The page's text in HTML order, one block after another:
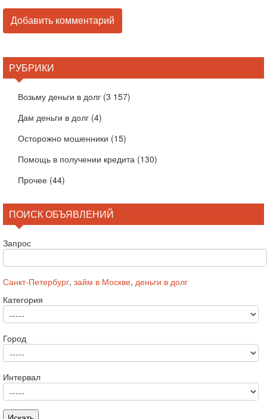
РУБРИКИ
Возьму деньги в долг (3 157)
Дам деньги в долг (4)
Осторожно мошенники (15)
Помощь в получении кредита (130)
Прочее (44)
ПОИСК ОБЪЯВЛЕНИЙ
Запрос
Санкт-Петербург, займ в Москве, деньги в долг
Категория
Город
Интервал